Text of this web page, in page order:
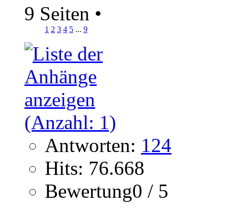
9 Seiten •
1 2 3 4 5 ... 9
Antworten: 124
Hits: 76.668
Bewertung0 / 5